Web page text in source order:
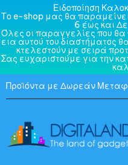
Ειδοποίηση
Το e-shop μας θα
6 έως και
Όλες οι παραγγελίες που θα
εια αυτού του διαστήματος
κτελεστούν με σειρά
Σας ευχαριστούμε για την
Προϊόντα με Δωρεάν